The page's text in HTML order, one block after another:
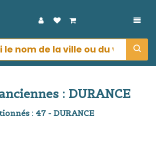
: DURANCE
: 47 - DURANCE